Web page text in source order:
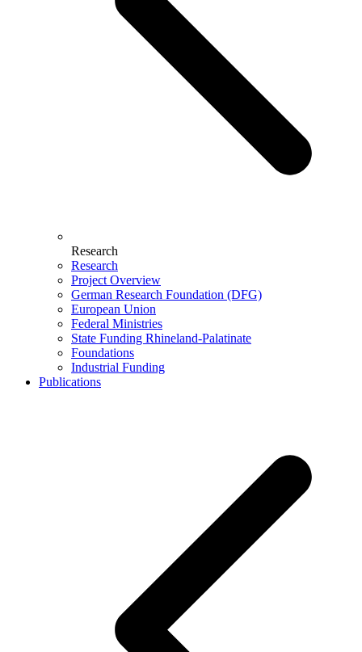
Research
Research
Project Overview
German Research Foundation (DFG)
European Union
Federal Ministries
State Funding Rhineland-Palatinate
Foundations
Industrial Funding
Publications